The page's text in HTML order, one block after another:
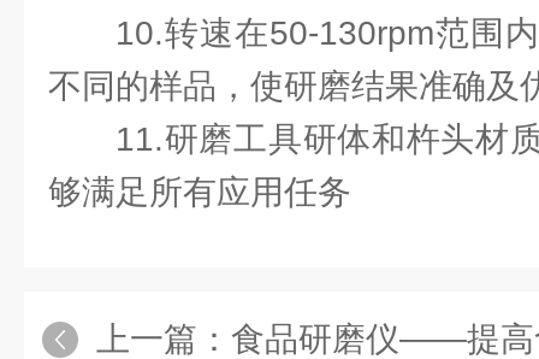
10.转速在50-130rpm范围
不同的样品，使研磨结果准确及
11.研磨工具研体和杵头材
够满足所有应用任务
上一篇： 食品研磨仪——提高食